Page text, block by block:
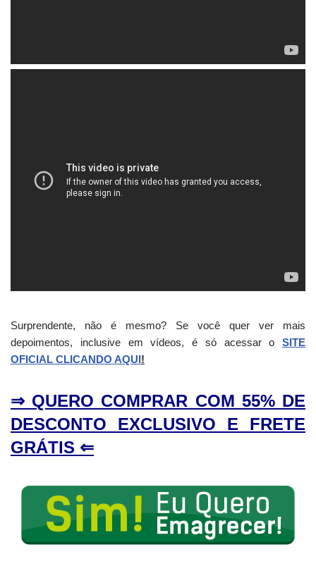
Surprendente, não é mesmo? Se você quer ver mais
depoimentos, inclusive em vídeos, é só acessar o SITE
OFICIAL CLICANDO AQUI!
⇒ QUERO COMPRAR COM 55% DE
DESCONTO EXCLUSIVO E FRETE
GRÁTIS ⇐